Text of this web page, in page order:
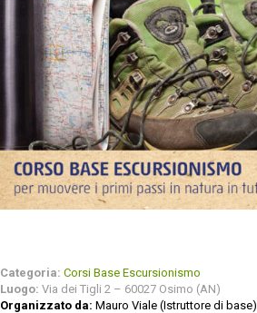
FORMAZIONE
REGISTRO ITALIANO GUIDE
CONTATTI
NEWS
LOGIN
Categoria: Corsi Base Escursionismo
Luogo: Via dei Tigli 2 – 60027 Osimo (AN)
Organizzato da: Mauro Viale (Istruttore di base)